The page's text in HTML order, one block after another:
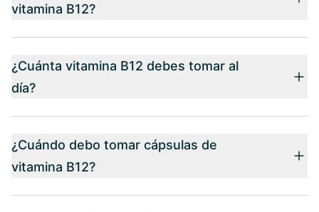
vitamina B12?
¿Cuánta vitamina B12 debes tomar al
día?
¿Cuándo debo tomar cápsulas de
vitamina B12?